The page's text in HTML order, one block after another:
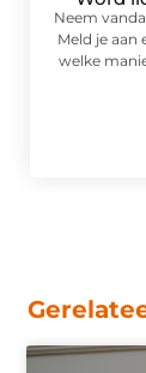
Neem
Meld je aan
welke